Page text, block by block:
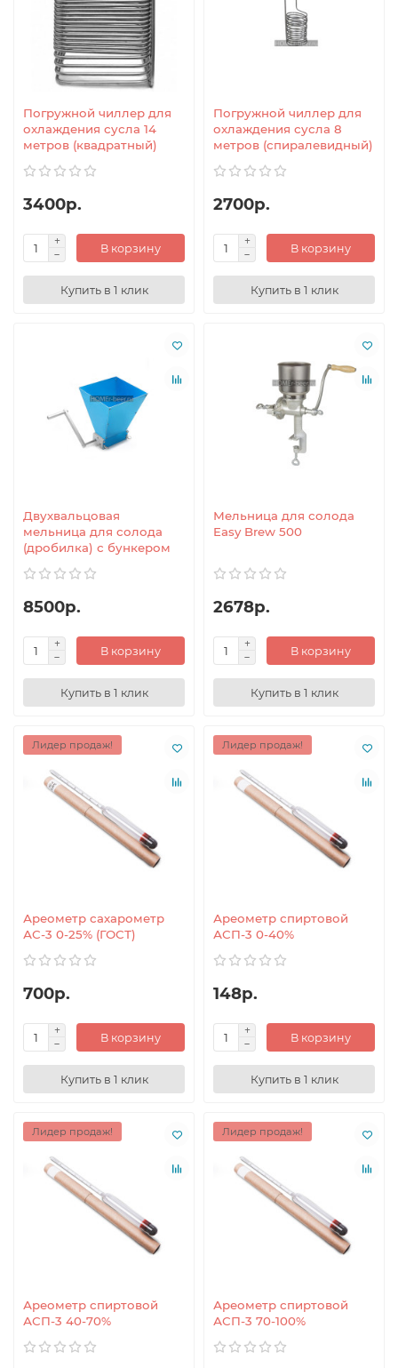
Погружной чиллер для
охлаждения сусла 14
метров (квадратный)
3400р.
В корзину
Купить в 1 клик
Погружной чиллер для
охлаждения сусла 8
метров (спиралевидный)
2700р.
В корзину
Купить в 1 клик
Двухвальцовая
мельница для солода
(дробилка) с бункером
8500р.
В корзину
Купить в 1 клик
Мельница для солода
Easy Brew 500
2678р.
В корзину
Купить в 1 клик
Лидер продаж!
Ареометр сахарометр
АС-3 0-25% (ГОСТ)
700р.
В корзину
Купить в 1 клик
Лидер продаж!
Ареометр спиртовой
АСП-3 0-40%
148р.
В корзину
Купить в 1 клик
Лидер продаж!
Ареометр спиртовой
АСП-3 40-70%
Лидер продаж!
Ареометр спиртовой
АСП-3 70-100%